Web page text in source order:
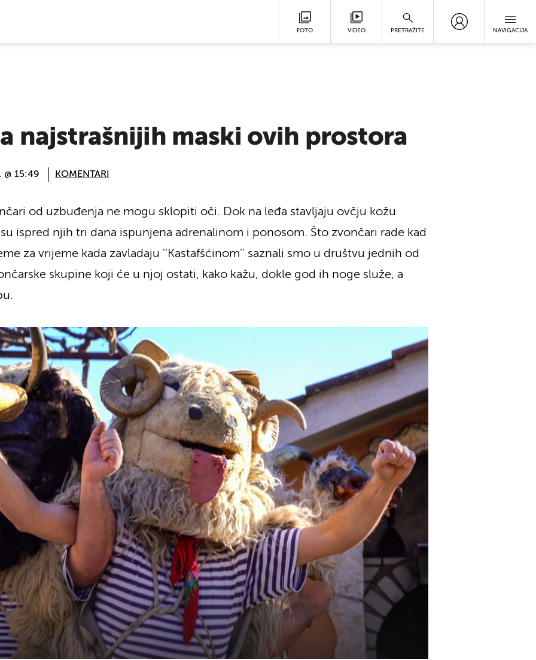
FOTO VIDEO PRETRAŽITE NAVIGACIJA
najstrašnijih maski ovih prostora
@ 15:49 KOMENTARI
od uzbuđenja ne mogu sklopiti oči. Dok na leđa stavljaju ovčju kožu
ispred njih tri dana ispunjena adrenalinom i ponosom. Što zvončari rade kad
za vrijeme kada zavladaju ''Kastafšćinom'' saznali smo u društvu jednih od
skupine koji će u njoj ostati, kako kažu, dokle god ih noge služe, a